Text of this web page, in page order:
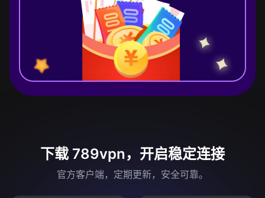
下载 789vpn，开启稳定连接
官方客户端，定期更新，安全可靠。